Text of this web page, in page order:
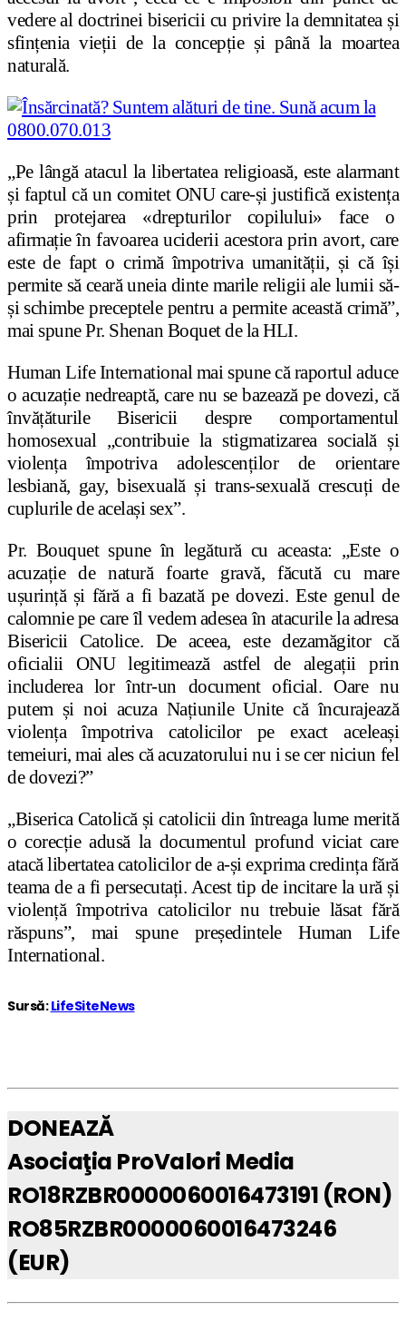
vedere al doctrinei bisericii cu privire la demnitatea și
sfințenia vieții de la concepție și până la moartea
naturală.
„Pe lângă atacul la libertatea religioasă, este alarmant
și faptul că un comitet ONU care-și justifică existența
prin protejarea «drepturilor copilului» face o
afirmație în favoarea uciderii acestora prin avort, care
este de fapt o crimă împotriva umanității, și că își
permite să ceară uneia dinte marile religii ale lumii să-
și schimbe preceptele pentru a permite această crimă”,
mai spune Pr. Shenan Boquet de la HLI.
Human Life International mai spune că raportul aduce
o acuzație nedreaptă, care nu se bazează pe dovezi, că
învățăturile Bisericii despre comportamentul
homosexual „contribuie la stigmatizarea socială și
violența împotriva adolescenților de orientare
lesbiană, gay, bisexuală și trans-sexuală crescuți de
cuplurile de același sex”.
Pr. Bouquet spune în legătură cu aceasta: „Este o
acuzație de natură foarte gravă, făcută cu mare
ușurință și fără a fi bazată pe dovezi. Este genul de
calomnie pe care îl vedem adesea în atacurile la adresa
Bisericii Catolice. De aceea, este dezamăgitor că
oficialii ONU legitimează astfel de alegații prin
includerea lor într-un document oficial. Oare nu
putem și noi acuza Națiunile Unite că încurajează
violența împotriva catolicilor pe exact aceleași
temeiuri, mai ales că acuzatorului nu i se cer niciun fel
de dovezi?”
„Biserica Catolică și catolicii din întreaga lume merită
o corecție adusă la documentul profund viciat care
atacă libertatea catolicilor de a-și exprima credința fără
teama de a fi persecutați. Acest tip de incitare la ură și
violență împotriva catolicilor nu trebuie lăsat fără
răspuns”, mai spune președintele Human Life
International.
Sursă:LifeSiteNews
DONEAZĂ
Asociaţia ProValori Media
RO18RZBR0000060016473191 (RON)
RO85RZBR0000060016473246
(EUR)